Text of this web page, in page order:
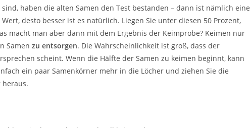
haben die alten Samen den Test bestanden – dann ist nämlich eine
desto besser ist es natürlich. Liegen Sie unter diesen 50 Prozent,
macht man aber dann mit dem Ergebnis der Keimprobe? Keimen nur
Samen zu entsorgen. Die Wahrscheinlichkeit ist groß, dass der
scheint. Wenn die Hälfte der Samen zu keimen beginnt, kann
ein paar Samenkörner mehr in die Löcher und ziehen Sie die